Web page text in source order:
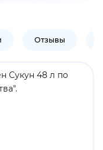
Отзывы
Сукун 48 л по